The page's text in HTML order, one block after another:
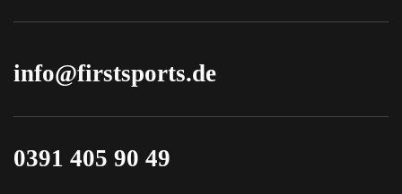
info@firstsports.de
0391 405 90 49